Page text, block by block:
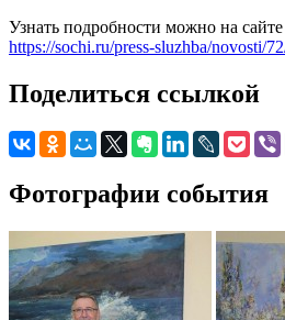
Узнать подробности можно на сайте
https://sochi.ru/press-sluzhba/novosti/
Поделиться ссылкой
Фотографии события